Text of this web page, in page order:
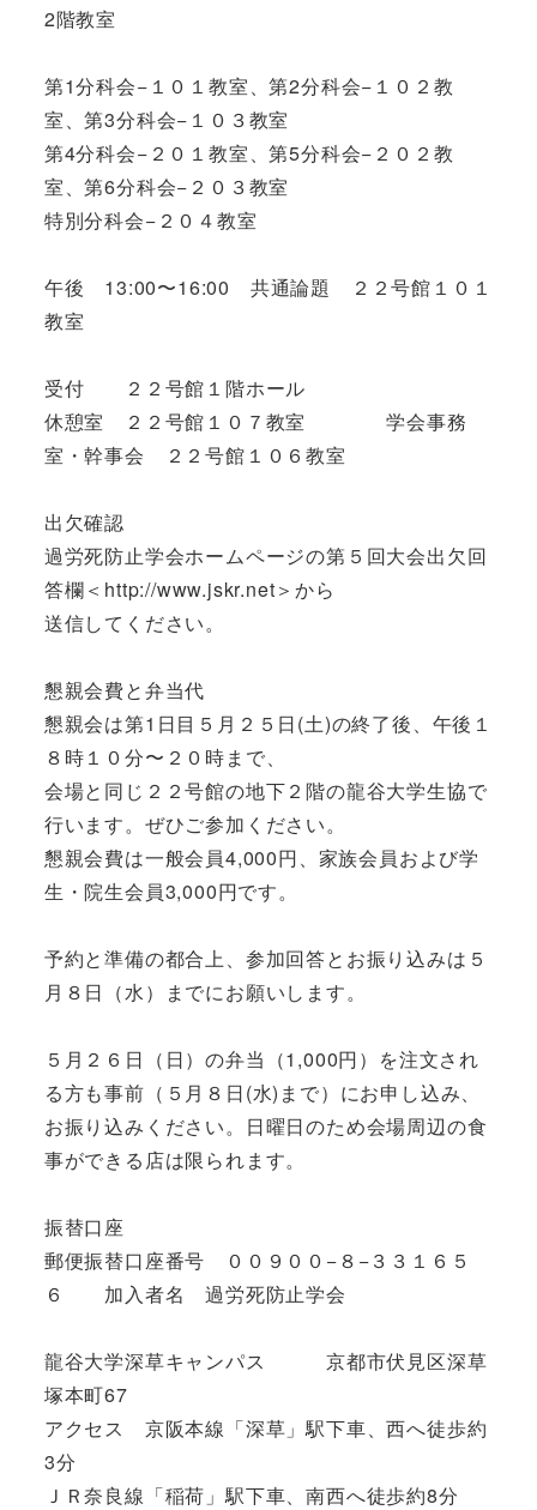
2階教室
第1分科会−１０１教室、第2分科会−１０２教
室、第3分科会−１０３教室
第4分科会−２０１教室、第5分科会−２０２教
室、第6分科会−２０３教室
特別分科会−２０４教室
午後 13:00〜16:00 共通論題 ２２号館１０１
教室
受付 ２２号館１階ホール
休憩室 ２２号館１０７教室 学会事務
室・幹事会 ２２号館１０６教室
出欠確認
過労死防止学会ホームページの第５回大会出欠回
答欄＜http://www.jskr.net＞から
送信してください。
懇親会費と弁当代
懇親会は第1日目５月２５日(土)の終了後、午後１
８時１０分〜２０時まで、
会場と同じ２２号館の地下２階の龍谷大学生協で
行います。ぜひご参加ください。
懇親会費は一般会員4,000円、家族会員および学
生・院生会員3,000円です。
予約と準備の都合上、参加回答とお振り込みは５
月８日（水）までにお願いします。
５月２６日（日）の弁当（1,000円）を注文され
る方も事前（５月８日(水)まで）にお申し込み、
お振り込みください。日曜日のため会場周辺の食
事ができる店は限られます。
振替口座
郵便振替口座番号 ００９００−８−３３１６５
６ 加入者名 過労死防止学会
龍谷大学深草キャンパス 京都市伏見区深草
塚本町67
アクセス 京阪本線「深草」駅下車、西へ徒歩約
3分
ＪＲ奈良線「稲荷」駅下車、南西へ徒歩約8分